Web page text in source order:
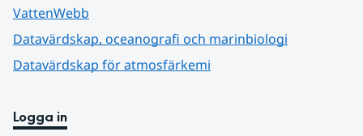
VattenWebb
Datavärdskap, oceanografi och marinbiologi
Datavärdskap för atmosfärkemi
Logga in